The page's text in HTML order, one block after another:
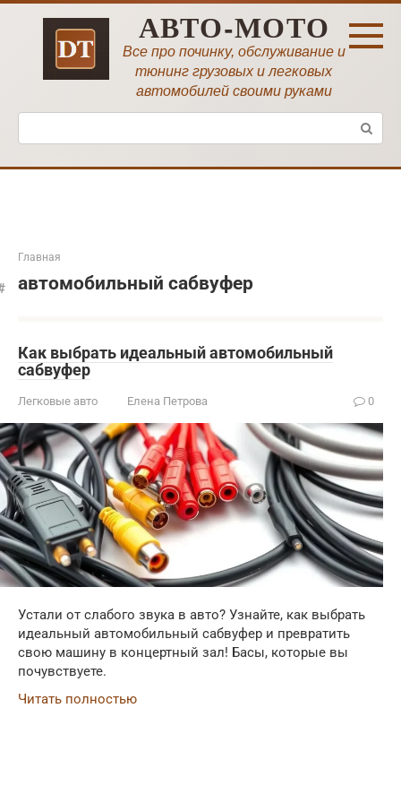
Перейти
АВТО-МОТО
Все про починку, обслуживание и
тюнинг грузовых и легковых
автомобилей своими руками
Поиск:
Главная
автомобильный сабвуфер
Как выбрать идеальный автомобильный
сабвуфер
Легковые авто Елена Петрова 0
Устали от слабого звука в авто? Узнайте, как выбрать
идеальный автомобильный сабвуфер и превратить
свою машину в концертный зал! Басы, которые вы
почувствуете.
Читать полностью